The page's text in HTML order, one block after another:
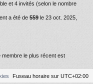
et 4 invités (selon le nombre
a été de 559 le 23 oct. 2025,
membre le plus récent est
Fuseau horaire sur UTC+02:00